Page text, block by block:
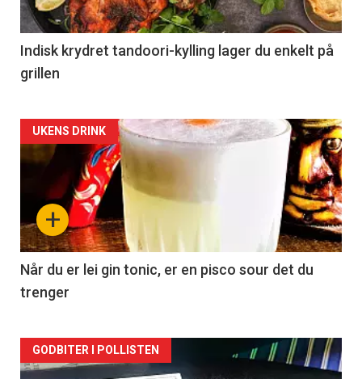
Indisk krydret tandoori-kylling lager du enkelt på
grillen
Forsiden
akkurat
nå
-
2
+
UKENS DRINK
Når du er lei gin tonic, er en pisco sour det du
trenger
Forsiden
GODBITER I POLLISTEN